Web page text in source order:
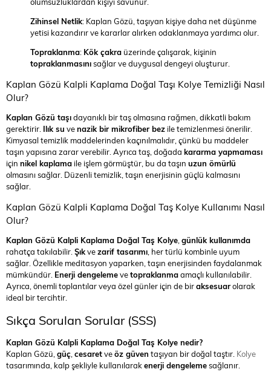
Zihinsel Netlik: Kaplan Gözü, taşıyan kişiye daha net düşünme
yetisi kazandırır ve kararlar alırken odaklanmaya yardımcı olur.
Topraklanma: Kök çakra üzerinde çalışarak, kişinin
topraklanmasınısağlar ve duygusal dengeyi oluşturur.
Kaplan Gözü Kalpli Kaplama Doğal Taşı Kolye Temizliği Nasıl
Olur?
Kaplan Gözü taşıdayanıklı bir taş olmasına rağmen, dikkatli bakım
gerektirir. Ilık su venazik bir mikrofiber bez ile temizlenmesi önerilir.
Kimyasal temizlik maddelerinden kaçınılmalıdır, çünkü bu maddeler
taşın yapısına zarar verebilir. Ayrıca taş, doğada kararma yapmaması
için nikel kaplama ile işlem görmüştür, bu da taşın uzun ömürlü
olmasını sağlar. Düzenli temizlik, taşın enerjisinin güçlü kalmasını
sağlar.
Kaplan Gözü Kalpli Kaplama Doğal Taş Kolye Kullanımı Nasıl
Olur?
Kaplan Gözü Kalpli Kaplama Doğal Taş Kolye,günlük kullanımda
rahatça takılabilir.Şıkvezarif tasarımı, her türlü kombinle uyum
sağlar. Özellikle meditasyon yaparken, taşın enerjisinden faydalanmak
mümkündür. Enerji dengelemevetopraklanmaamaçlı kullanılabilir.
Ayrıca, önemli toplantılar veya özel günler için de biraksesuarolarak
ideal bir tercihtir.
Sıkça Sorulan Sorular (SSS)
Kaplan Gözü Kalpli Kaplama Doğal Taş Kolye nedir?
Kaplan Gözü,güç,cesaretveöz güven taşıyan bir doğal taştır. Kolye
tasarımında, kalp şekliyle kullanılarakenerji dengelemesağlanır.